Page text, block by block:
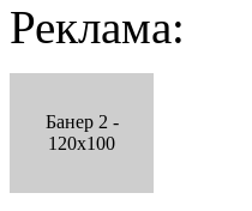
Реклама:
Банер 2 -
120x100